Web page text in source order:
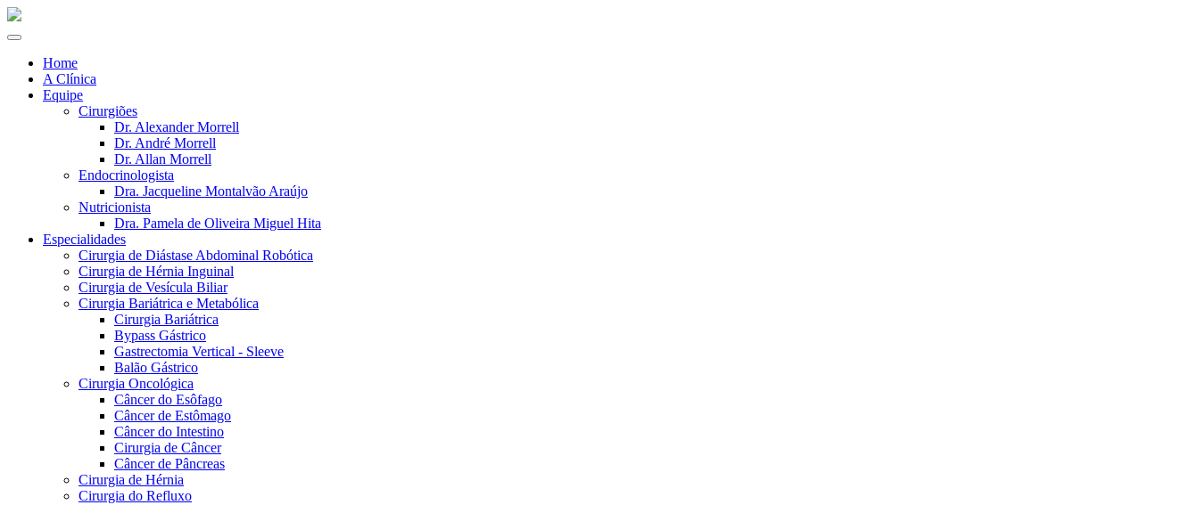
Home
A Clínica
Equipe
Cirurgiões
Dr. Alexander Morrell
Dr. André Morrell
Dr. Allan Morrell
Endocrinologista
Dra. Jacqueline Montalvão Araújo
Nutricionista
Dra. Pamela de Oliveira Miguel Hita
Especialidades
Cirurgia de Diástase Abdominal Robótica
Cirurgia de Hérnia Inguinal
Cirurgia de Vesícula Biliar
Cirurgia Bariátrica e Metabólica
Cirurgia Bariátrica
Bypass Gástrico
Gastrectomia Vertical - Sleeve
Balão Gástrico
Cirurgia Oncológica
Câncer do Esôfago
Câncer de Estômago
Câncer do Intestino
Cirurgia de Câncer
Câncer de Pâncreas
Cirurgia de Hérnia
Cirurgia do Refluxo